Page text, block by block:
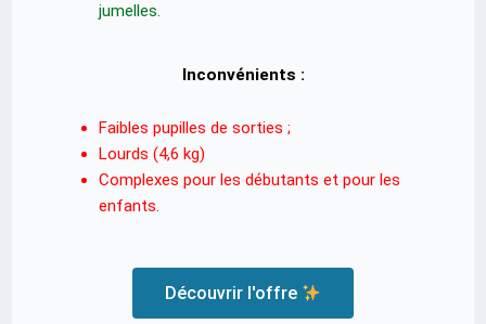
jumelles.
Inconvénients :
Faibles pupilles de sorties ;
Lourds (4,6 kg)
Complexes pour les débutants et pour les
enfants.
Découvrir l'offre